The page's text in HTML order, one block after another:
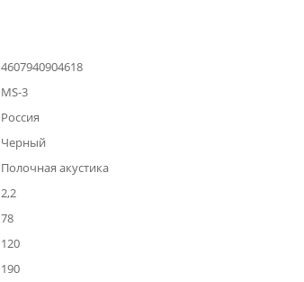
4607940904618
MS-3
Россия
Черный
Полочная акустика
2,2
78
120
190